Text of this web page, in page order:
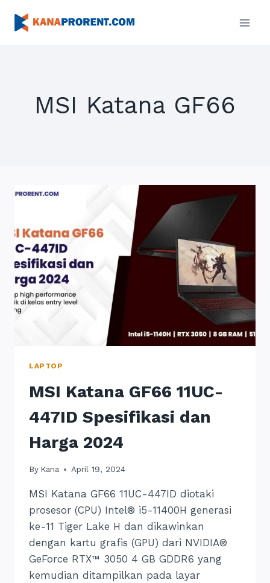
MSI Katana GF66
LAPTOP
MSI Katana GF66 11UC-
447ID Spesifikasi dan
Harga 2024
By Kana April 19, 2024
MSI Katana GF66 11UC-447ID diotaki
prosesor (CPU) Intel® i5-11400H generasi
ke-11 Tiger Lake H dan dikawinkan
dengan kartu grafis (GPU) dari NVIDIA®
GeForce RTX™ 3050 4 GB GDDR6 yang
kemudian ditampilkan pada layar